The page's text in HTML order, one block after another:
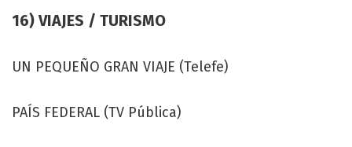
16) VIAJES / TURISMO
UN PEQUEÑO GRAN VIAJE (Telefe)
PAÍS FEDERAL (TV Pública)